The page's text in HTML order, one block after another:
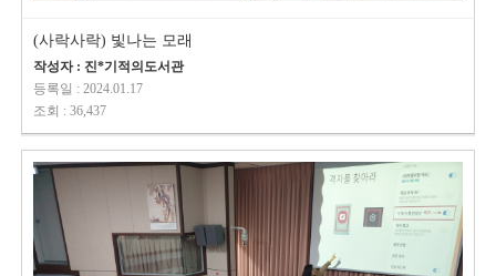
(사락사락) 빛나는 모래
작성자 : 진*기적의도서관
등록일 : 2024.01.17
조회 : 36,437